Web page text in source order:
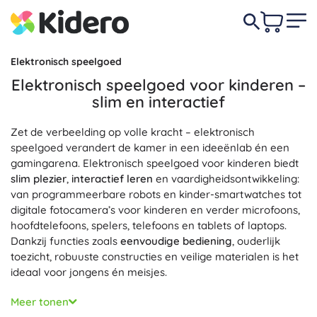
Elektronisch speelgoed
Elektronisch speelgoed voor kinderen –
slim en interactief
Zet de verbeelding op volle kracht – elektronisch
speelgoed verandert de kamer in een ideeënlab én een
gamingarena. Elektronisch speelgoed voor kinderen biedt
slim plezier, interactief leren en vaardigheidsontwikkeling:
van programmeerbare robots en kinder-smartwatches tot
digitale fotocamera’s voor kinderen en verder microfoons,
hoofdtelefoons, spelers, telefoons en tablets of laptops.
Dankzij functies zoals eenvoudige bediening, ouderlijk
toezicht, robuuste constructies en veilige materialen is het
ideaal voor jongens én meisjes.
Voor actievelingen zijn er
speelgoedmet stabiel bereik, precieze besturing en een
Meer tonen